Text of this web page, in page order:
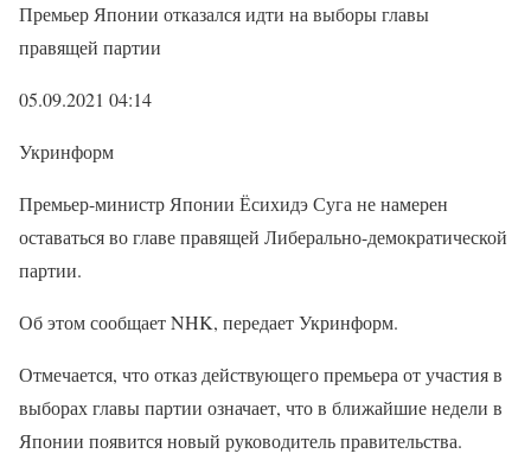
Премьер Японии отказался идти на выборы главы
правящей партии
05.09.2021 04:14
Укринформ
Премьер-министр Японии Ёсихидэ Суга не намерен
оставаться во главе правящей Либерально-демократической
партии.
Об этом сообщает NHK, передает Укринформ.
Отмечается, что отказ действующего премьера от участия в
выборах главы партии означает, что в ближайшие недели в
Японии появится новый руководитель правительства.